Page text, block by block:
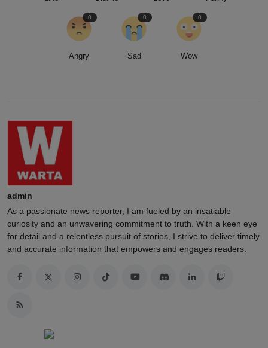
Angry
0
Sad
0
Wow
0
admin
As a passionate news reporter, I am fueled by an insatiable
curiosity and an unwavering commitment to truth. With a keen eye
for detail and a relentless pursuit of stories, I strive to deliver timely
and accurate information that empowers and engages readers.